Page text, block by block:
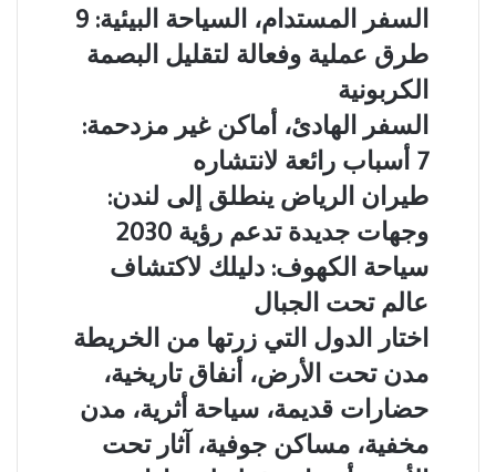
السفر
المستدام،
السياحة
البيئية:
9
طرق
عملية
وفعالة
لتقليل
الكربونية
السفر المستدام، السياحة البيئية: 9
طرق عملية وفعالة لتقليل البصمة
الكربونية
السفر
الهادئ،
أماكن
غير
مزدحمة:
7
أسباب
رائعة
لانتشاره
السفر الهادئ، أماكن غير مزدحمة:
7 أسباب رائعة لانتشاره
طيران
الرياض
ينطلق
لندن:
وجهات
جديدة
تدعم
رؤية
طيران الرياض ينطلق إلى لندن:
وجهات جديدة تدعم رؤية 2030
سياحة
الكهوف:
دليلك
لاكتشاف
عالم
تحت
سياحة الكهوف: دليلك لاكتشاف
عالم تحت الجبال
اختار
الدول
التي
من
الخريطة
اختار الدول التي زرتها من الخريطة
تحت
الأرض،
أنفاق
تاريخية،
مدن تحت الأرض، أنفاق تاريخية،
حضارات قديمة، سياحة أثرية، مدن
مخفية، مساكن جوفية، آثار تحت